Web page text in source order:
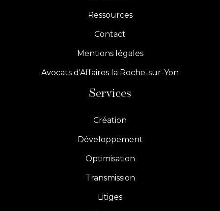
Ressources
Contact
Mentions légales
Avocats d'Affaires la Roche-sur-Yon
Services
Création
Développement
Optimisation
Transmission
Litiges